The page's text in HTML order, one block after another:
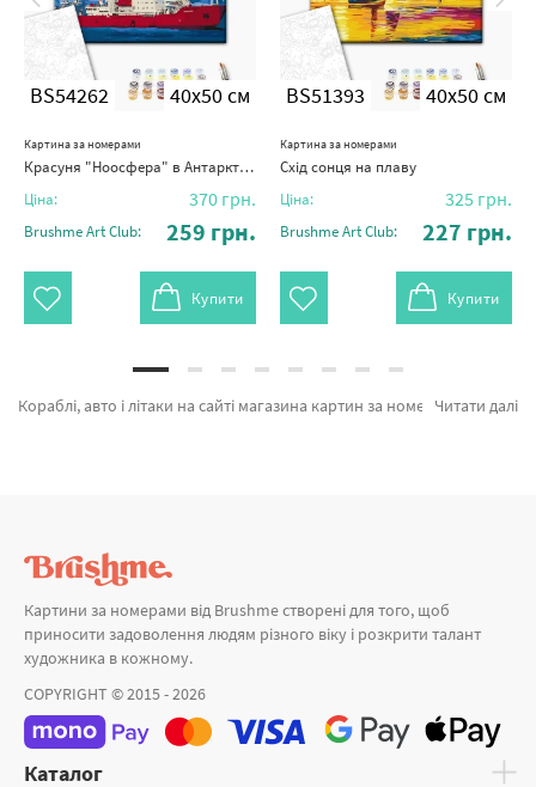
BS54262 40x50 см
Картина за номерами
Красуня "Ноосфера" в Антарктиці © Сергій Глотов
Ціна: 370 грн.
Brushme Art Club: 259 грн.
Купити
BS51393 40x50 см
Картина за номерами
Схід сонця на плаву
Ціна: 325 грн.
Brushme Art Club: 227 грн.
Купити
Читати далі
Кораблі, авто і літаки на сайті магазина картин за номерами и алмазної мозаїки Brushme.com.ua. В даному місці можна купити Картина за номерами Яскравий Porsche BS52465 від бренду з світовим іменем Brushme який підкуповує ціновою політикою. Весь асортимент лінійки «Картини за номерами» має попит у художників. Човники на березі, Авіа и Велосипеди а также брендів за привабливими цінами. Придбавши Барселона або картина за номерами лавандова, миттєве відправлення в Львів або інші області. Собаки разом з картина за номерами краєвид, замовляйте прямо зараз!
Картини за номерами від Brushme створені для того, щоб
приносити задоволення людям різного віку і розкрити талант
художника в кожному.
COPYRIGHT © 2015 - 2026
Каталог